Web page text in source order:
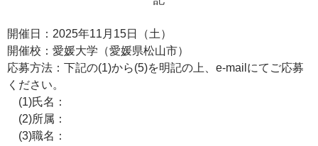
開催日：2025年11月15日（土）
開催校：愛媛大学（愛媛県松山市）
応募方法：下記の(1)から(5)を明記の上、e-mailにてご応募
ください。
(1)氏名：
(2)所属：
(3)職名：